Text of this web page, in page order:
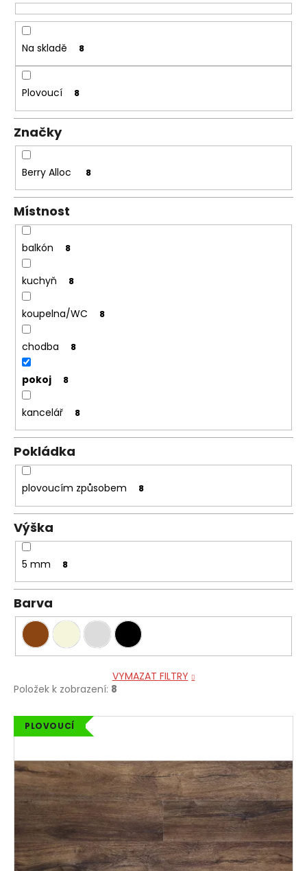
t
ů
Na skladě 8
Plovoucí 8
Značky
Berry Alloc 8
Místnost
balkón 8
kuchyň 8
koupelna/WC 8
chodba 8
pokoj 8
kancelář 8
Pokládka
plovoucím způsobem 8
Výška
5 mm 8
Barva
VYMAZAT FILTRY
Položek k zobrazení: 8
V
ý
p
i
s
p
r
o
d
PLOVOUCÍ
m
e
TŘÍVRSTVÁ
DŘEVĚNÁ
PODLAHA
DUB
SUPERRUSTIC
-
CLICK
2
166
Kč
Původně:
2
287
Kč